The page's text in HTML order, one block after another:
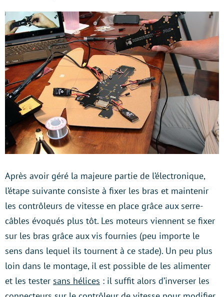
Après avoir géré la majeure partie de l’électronique,
l’étape suivante consiste à fixer les bras et maintenir
les contrôleurs de vitesse en place grâce aux serre-
câbles évoqués plus tôt. Les moteurs viennent se fixer
sur les bras grâce aux vis fournies (peu importe le
sens dans lequel ils tournent à ce stade). Un peu plus
loin dans le montage, il est possible de les alimenter
et les tester sans hélices : il suffit alors d’inverser les